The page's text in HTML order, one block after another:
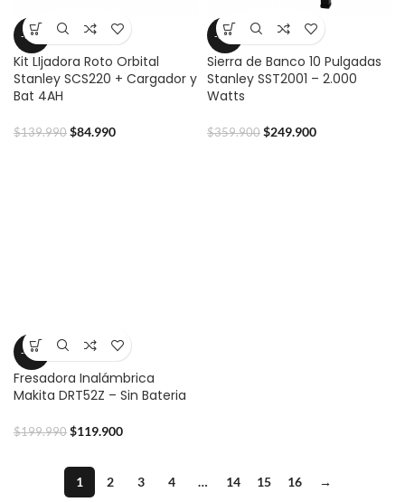
-39%
Kit LIjadora Roto Orbital
Stanley SCS220 + Cargador y
Bat 4AH
$139.990 $84.990
-31%
Sierra de Banco 10 Pulgadas
Stanley SST2001 – 2.000
Watts
$359.900 $249.900
-40%
Fresadora Inalámbrica
Makita DRT52Z – Sin Bateria
$199.990 $119.900
1 2 3 4 … 14 15 16 →